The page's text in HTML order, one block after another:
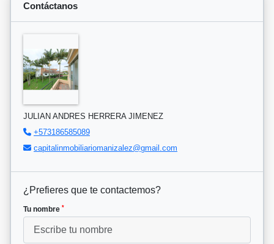
Contáctanos
JULIAN ANDRES HERRERA JIMENEZ
+573186585089
capitalinmobiliariomanizalez@gmail.com
¿Prefieres que te contactemos?
Tu nombre *